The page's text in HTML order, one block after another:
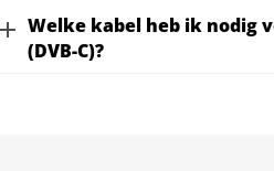
Welke kabel heb ik nodig
(DVB-C)?